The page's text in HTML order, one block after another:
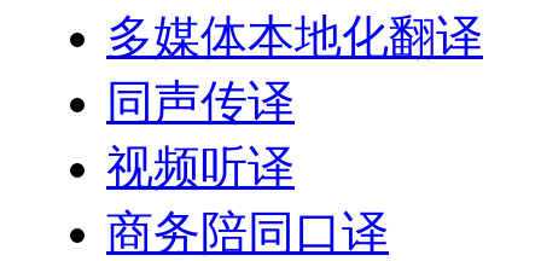
多媒体本地化翻译
同声传译
视频听译
商务陪同口译